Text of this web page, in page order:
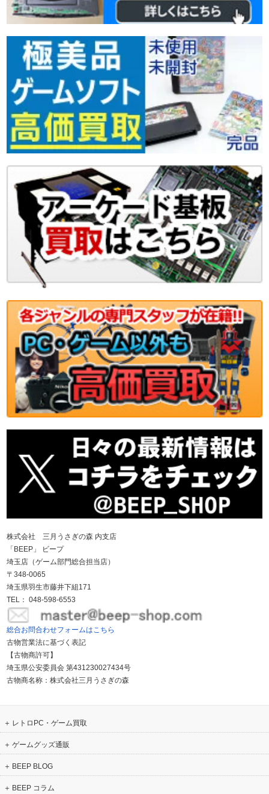
株式会社 三月うさぎの森 内支店
「BEEP」 ビープ
埼玉店（ゲーム部門総合担当店）
〒348-0065
埼玉県羽生市藤井下組171
TEL： 048-598-6553
総合お問合わせフォームはこちら
古物営業法に基づく表記
【古物商許可】
埼玉県公安委員会 第431230027434号
古物商名称：株式会社三月うさぎの森
レトロPC・ゲーム買取
ゲームグッズ通販
BEEP BLOG
BEEP コラム